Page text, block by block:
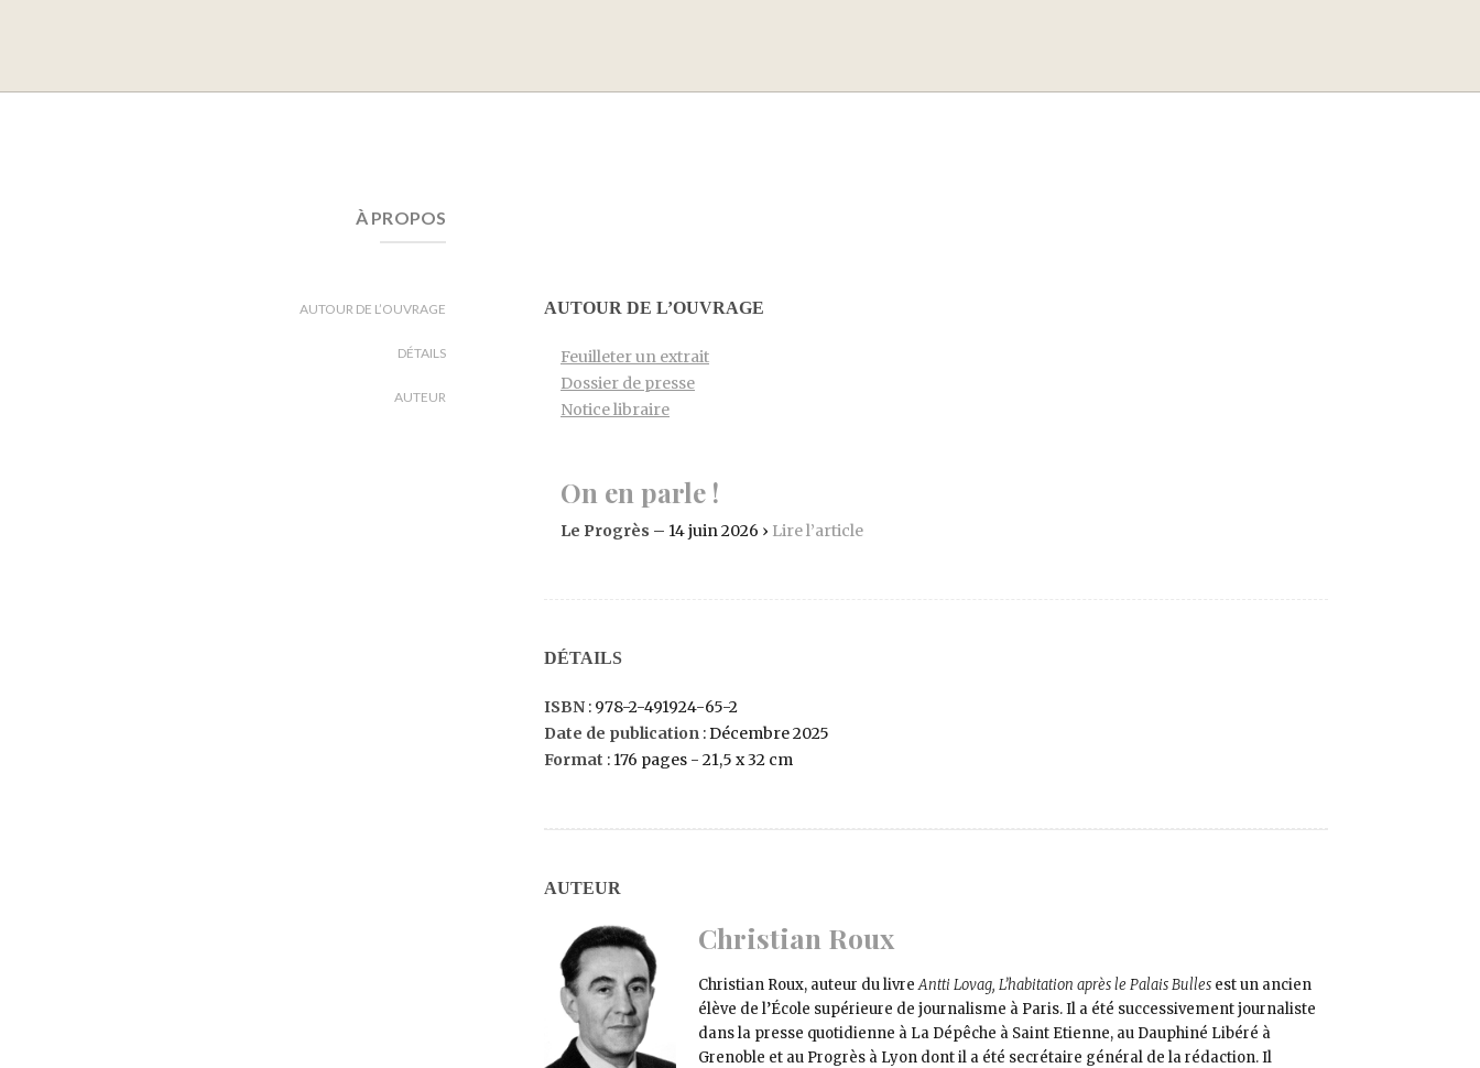
À PROPOS
AUTOUR DE L’OUVRAGE
DÉTAILS
AUTEUR
AUTOUR DE L’OUVRAGE
Feuilleter un extrait
Dossier de presse
Notice libraire
On en parle !
Le Progrès – 14 juin 2026 › Lire l’article
DÉTAILS
ISBN : 978-2-491924-65-2
Date de publication : Décembre 2025
Format : 176 pages - 21,5 x 32 cm
AUTEUR
Christian Roux
Christian Roux, auteur du livreAntti Lovag, L’habitation après le Palais Bulles est un ancien
élève de l’École supérieure de journalisme à Paris. Il a été successivement journaliste
dans la presse quotidienne à La Dépêche à Saint Etienne, au Dauphiné Libéré à
Grenoble et au Progrès à Lyon dont il a été secrétaire général de la rédaction. Il